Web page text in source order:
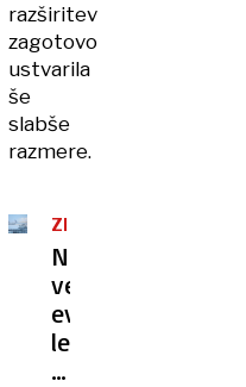
razširitev
zagotovo
ustvarila
še
slabše
razmere.
ZIMSKE
RAZMERE
Na
večjih
evropskih
letališčih
odpovedali